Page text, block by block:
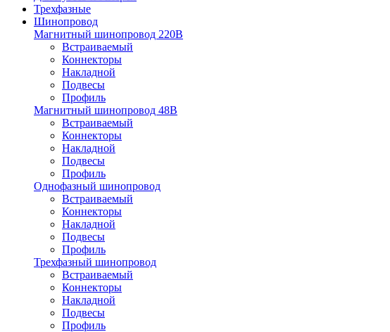
Трехфазные
Шинопровод
Магнитный шинопровод 220В
Встраиваемый
Коннекторы
Накладной
Подвесы
Профиль
Магнитный шинопровод 48В
Встраиваемый
Коннекторы
Накладной
Подвесы
Профиль
Однофазный шинопровод
Встраиваемый
Коннекторы
Накладной
Подвесы
Профиль
Трехфазный шинопровод
Встраиваемый
Коннекторы
Накладной
Подвесы
Профиль